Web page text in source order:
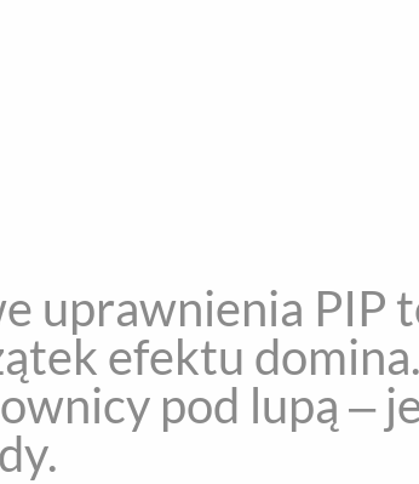
uprawnienia PIP
efektu
pod lupą –